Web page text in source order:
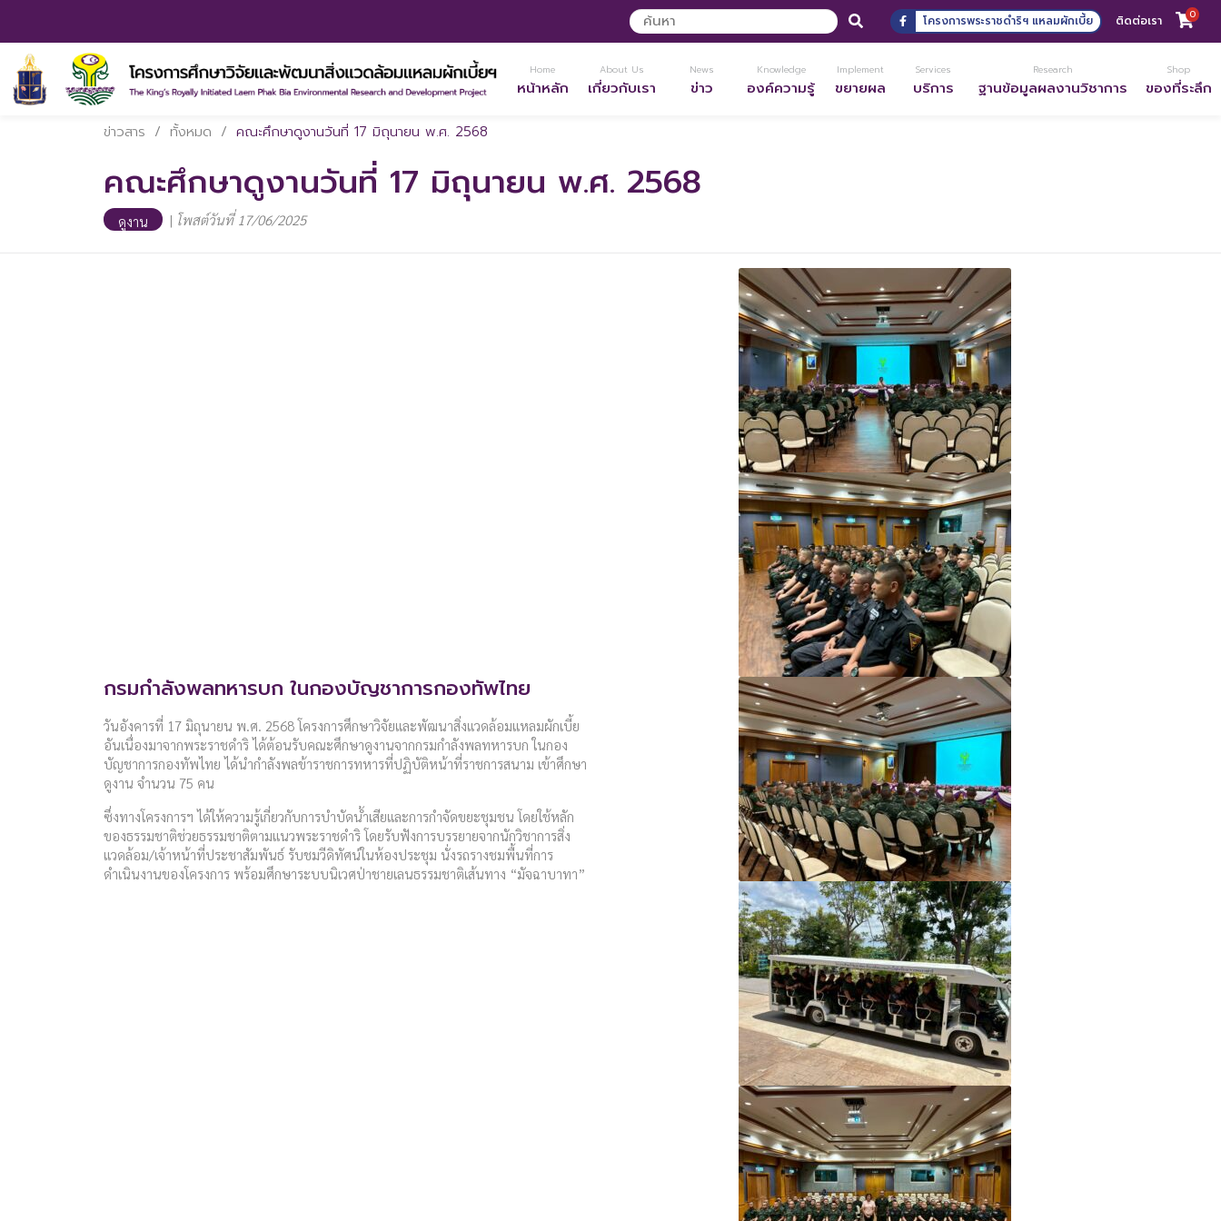
โครงการพระราชดำริฯ แหลมผักเบี้ย ติดต่อเรา 0
Home
หน้าหลัก
About Us
เกี่ยวกับเรา
News
ข่าว
Knowledge
องค์ความรู้
Implement
ขยายผล
Services
บริการ
Research
ฐานข้อมูลผลงานวิชาการ
Shop
ของที่ระลึก
ข่าวสาร / ทั้งหมด / คณะศึกษาดูงานวันที่ 17 มิถุนายน พ.ศ. 2568
คณะศึกษาดูงานวันที่ 17 มิถุนายน พ.ศ. 2568
ดูงาน | โพสต์วันที่ 17/06/2025
กรมกำลังพลทหารบก ในกองบัญชาการกองทัพไทย
วันอังคารที่ 17 มิถุนายน พ.ศ. 2568 โครงการศึกษาวิจัยและพัฒนาสิ่งแวดล้อมแหลมผักเบี้ย
อันเนื่องมาจากพระราชดำริ ได้ต้อนรับคณะศึกษาดูงานจากกรมกำลังพลทหารบก ในกอง
บัญชาการกองทัพไทย ได้นำกำลังพลข้าราชการทหารที่ปฏิบัติหน้าที่ราชการสนาม เข้าศึกษา
ดูงาน จำนวน 75 คน
ซึ่งทางโครงการฯ ได้ให้ความรู้เกี่ยวกับการบำบัดน้ำเสียและการกำจัดขยะชุมชน โดยใช้หลัก
ของธรรมชาติช่วยธรรมชาติตามแนวพระราชดำริ โดยรับฟังการบรรยายจากนักวิชาการสิ่ง
แวดล้อม/เจ้าหน้าที่ประชาสัมพันธ์ รับชมวีดิทัศน์ในห้องประชุม นั่งรถรางชมพื้นที่การ
ดำเนินงานของโครงการ พร้อมศึกษาระบบนิเวศป่าชายเลนธรรมชาติเส้นทาง “มัจฉาบาทา”